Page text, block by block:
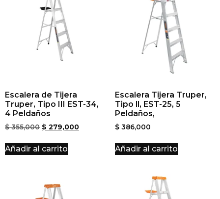
Escalera de Tijera
Truper, Tipo III EST-34,
4 Peldaños
$355,000 $ 279,000
Añadir al carrito
Escalera Tijera Truper,
Tipo ll, EST-25, 5
Peldaños,
$ 386,000
Añadir al carrito